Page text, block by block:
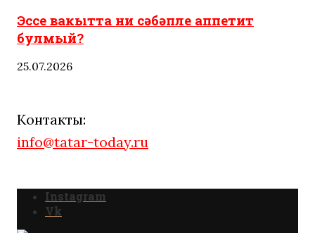
Эссе вакытта ни сәбәпле аппетит
булмый?
25.07.2026
Контакты:
info@tatar-today.ru
Instagram
Vk